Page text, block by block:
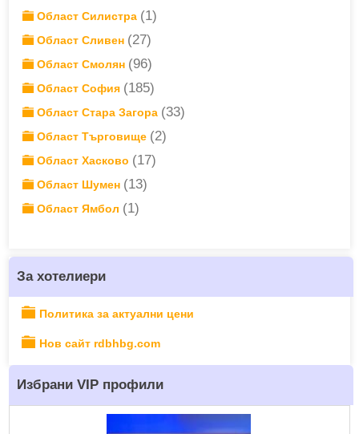
Област Силистра (1)
Област Сливен (27)
Област Смолян (96)
Област София (185)
Област Стара Загора (33)
Област Търговище (2)
Област Хасково (17)
Област Шумен (13)
Област Ямбол (1)
За хотелиери
Политика за актуални цени
Нов сайт rdbhbg.com
Избрани VIP профили